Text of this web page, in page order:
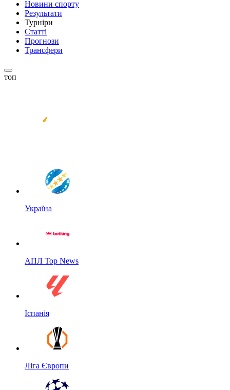
Новини спорту
Результати
Турніри
Статті
Прогнози
Трансфери
топ
Україна
АПЛ Top News
Іспанія
Ліга Європи